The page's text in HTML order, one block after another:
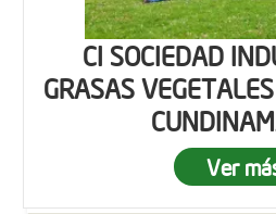
CI SOCIEDAD
GRASAS
Ver